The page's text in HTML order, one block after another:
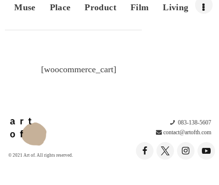
Muse Place Product Film Living
[woocommerce_cart]
© 2021 Art of. All rights reserved.
083-138-5607
contact@artofth.com